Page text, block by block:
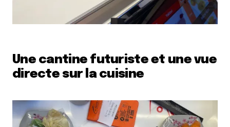
Une cantine futuriste et une vue
directe sur la cuisine